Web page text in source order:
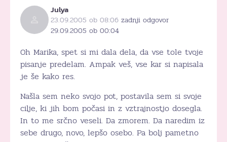
Julya
23.09.2005 ob 08:06 zadnji odgovor
29.09.2005 ob 00:04
Oh Marika, spet si mi dala dela, da vse tole tvoje
pisanje predelam. Ampak veš, vse kar si napisala
je še kako res.
Našla sem neko svojo pot, postavila sem si svoje
cilje, ki jih bom počasi in z vztrajnostjo dosegla.
In to me srčno veseli. Da zmorem. Da naredim iz
sebe drugo, novo, lepšo osebo. Pa bolj pametno